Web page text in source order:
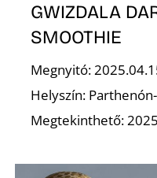
GWIZDALA
SMOOTHIE
Megnyitó:
Helyszín:
Megtekinthető: